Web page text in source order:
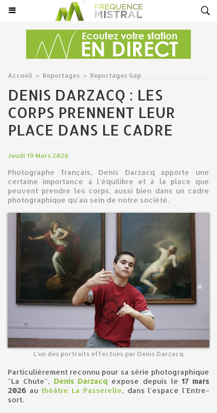
Accueil > Reportages > Reportages Gap
DENIS DARZACQ : LES
CORPS PRENNENT LEUR
PLACE DANS LE CADRE
Jeudi 19 Mars 2026
Photographe français, Denis Darzacq apporte une
certaine importance à l'équilibre et à la place que
peuvent prendre les corps, aussi bien dans un cadre
photographique qu'au sein de notre société.
L'un des portraits effectués par Denis Darzacq
Particulièrement reconnu pour sa série photographique
"La Chute", Denis Darzacq expose depuis le17 mars
2026 au théâtre La Passerelle, dans l'espace l'Entre-
sort.